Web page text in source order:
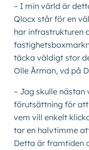
– I min värld är
Qlocx står för en
har infrastrukturen
täcka väldigt stor
Olle Årman, vd på
– Jag skulle
förutsättning för att
vem vill enkelt
tar en halvtimme
Detta är framtiden